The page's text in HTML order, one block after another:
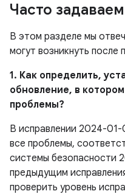
Часто
В этом разделе мы
могут возникнуть после
1. Как определить,
обновление, в
проблемы?
В исправлении 2024-01-
все проблемы,
системы безопасности
предыдущим
проверить уровень